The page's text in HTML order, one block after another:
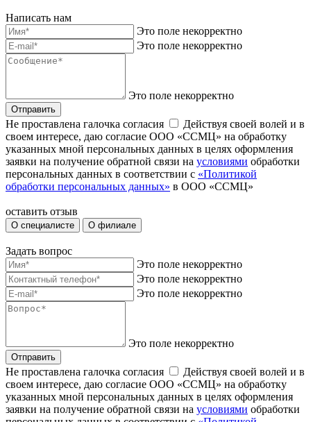
Написать нам
Это поле некорректно
Это поле некорректно
Это поле некорректно
Отправить
Не проставлена галочка согласия
Действуя своей волей и в
своем интересе, даю согласие ООО «ССМЦ» на обработку
указанных мной персональных данных в целях оформления
заявки на получение обратной связи на условиями обработки
персональных данных в соответствии с «Политикой
обработки персональных данных» в ООО «ССМЦ»
оставить отзыв
О специалисте О филиале
Задать вопрос
Это поле некорректно
Это поле некорректно
Это поле некорректно
Это поле некорректно
Отправить
Не проставлена галочка согласия
Действуя своей волей и в
своем интересе, даю согласие ООО «ССМЦ» на обработку
указанных мной персональных данных в целях оформления
заявки на получение обратной связи на условиями обработки